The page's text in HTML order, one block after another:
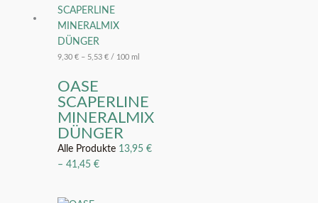
9,30€ – 5,53€ / 100 ml
OASE
SCAPERLINE
MINERALMIX
DÜNGER
Alle Produkte 13,95€
–41,45€